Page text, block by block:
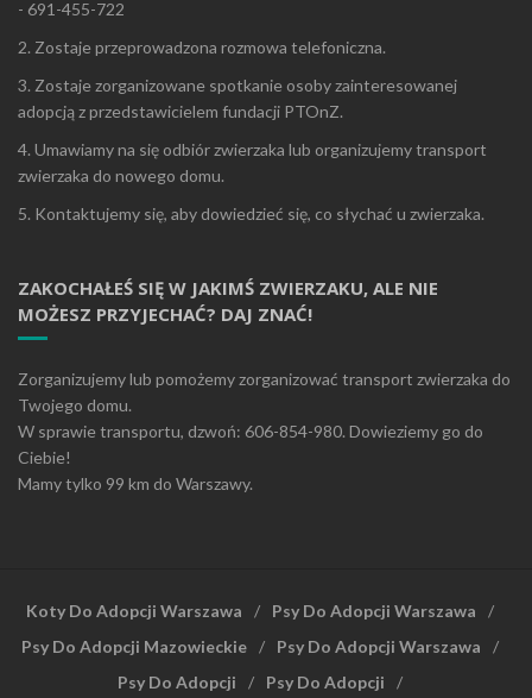
- 691-455-722
2. Zostaje przeprowadzona rozmowa telefoniczna.
3. Zostaje zorganizowane spotkanie osoby zainteresowanej
adopcją z przedstawicielem fundacji PTOnZ.
4. Umawiamy na się odbiór zwierzaka lub organizujemy transport
zwierzaka do nowego domu.
5. Kontaktujemy się, aby dowiedzieć się, co słychać u zwierzaka.
ZAKOCHAŁEŚ SIĘ W JAKIMŚ ZWIERZAKU, ALE NIE
MOŻESZ PRZYJECHAĆ? DAJ ZNAĆ!
Zorganizujemy lub pomożemy zorganizować transport zwierzaka do
Twojego domu.
W sprawie transportu, dzwoń: 606-854-980. Dowieziemy go do
Ciebie!
Mamy tylko 99 km do Warszawy.
Koty Do Adopcji Warszawa
Psy Do Adopcji Warszawa
Psy Do Adopcji Mazowieckie
Psy Do Adopcji Warszawa
Psy Do Adopcji
Psy Do Adopcji